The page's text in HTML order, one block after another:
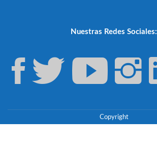
Nuestras Redes Sociales:
Copyright